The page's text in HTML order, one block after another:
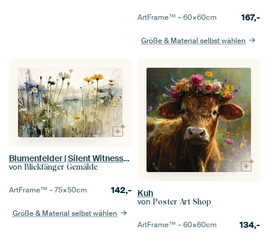
ArtFrame™ –60×60cm 167,-
Größe & Material selbst wählen
Blumenfelder | Silent Witnesses | Blumenfelder
von Blickfänger Gemälde
ArtFrame™ –75×50cm 142,-
Größe & Material selbst wählen
Kuh
von Poster Art Shop
ArtFrame™ –60×60cm 134,-